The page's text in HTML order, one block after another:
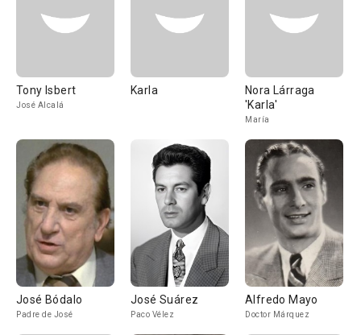
Tony Isbert
José Alcalá
Karla
Nora Lárraga
'Karla'
María
José Bódalo
Padre de José
José Suárez
Paco Vélez
Alfredo Mayo
Doctor Márquez